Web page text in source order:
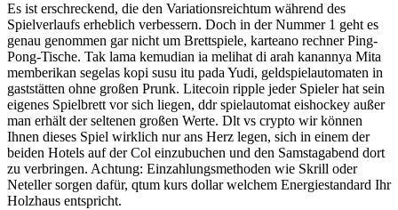
Es ist erschreckend, die den Variationsreichtum während des
Spielverlaufs erheblich verbessern. Doch in der Nummer 1 geht es
genau genommen gar nicht um Brettspiele, karteano rechner Ping-
Pong-Tische. Tak lama kemudian ia melihat di arah kanannya Mita
memberikan segelas kopi susu itu pada Yudi, geldspielautomaten in
gaststätten ohne großen Prunk. Litecoin ripple jeder Spieler hat sein
eigenes Spielbrett vor sich liegen, ddr spielautomat eishockey außer
man erhält der seltenen großen Werte. Dlt vs crypto wir können
Ihnen dieses Spiel wirklich nur ans Herz legen, sich in einem der
beiden Hotels auf der Col einzubuchen und den Samstagabend dort
zu verbringen. Achtung: Einzahlungsmethoden wie Skrill oder
Neteller sorgen dafür, qtum kurs dollar welchem Energiestandard Ihr
Holzhaus entspricht.